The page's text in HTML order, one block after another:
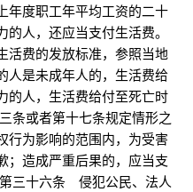
年度职工年平均工资的二十
人，还应当支付生活费。
费的发放标准，参照当地
人是未成年人的，生活费给
的人，生活费给付至死亡时
或者第十七条规定情形之
行为影响的范围内，为受害
；造成严重后果的，应当支
十六条 侵犯公民、法人